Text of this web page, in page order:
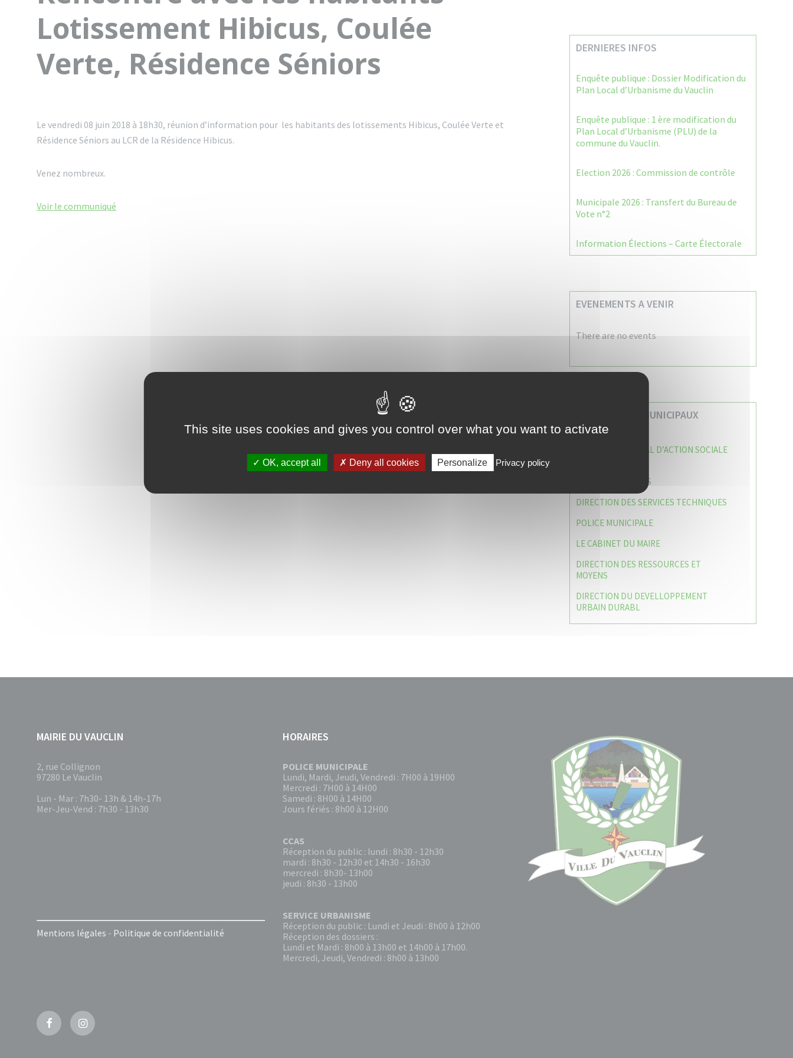
Lotissement Hibicus, Coulée
Verte, Résidence Séniors
Le vendredi 08 juin 2018 à 18h30, réunion d’information pour les habitants des lotissements Hibicus, Coulée Verte et
Résidence Séniors au LCR de la Résidence Hibicus.
Venez nombreux.
Voir le communiqué
DERNIERES INFOS
Enquête publique : Dossier Modification du
Plan Local d’Urbanisme du Vauclin
Enquête publique : 1 ère modification du
Plan Local d’Urbanisme (PLU) de la
commune du Vauclin.
Election 2026 : Commission de contrôle
Municipale 2026 : Transfert du Bureau de
Vote n°2
Information Élections – Carte Électorale
EVENEMENTS A VENIR
There are no events
VOS SERVICES MUNICIPAUX
CENTRE COMMUNAL D’ACTION SOCIALE
CAISSE DES ÉCOLES
DIRECTION DES SERVICES TECHNIQUES
POLICE MUNICIPALE
LE CABINET DU MAIRE
DIRECTION DES RESSOURCES ET
MOYENS
DIRECTION DU DEVELLOPPEMENT
URBAIN DURABL
MAIRIE DU VAUCLIN
2, rue Collignon
97280 Le Vauclin
Lun - Mar : 7h30- 13h & 14h-17h
Mer-Jeu-Vend : 7h30 - 13h30
Mentions légales - Politique de confidentialité
HORAIRES
POLICE MUNICIPALE
Lundi, Mardi, Jeudi, Vendredi : 7H00 à 19H00
Mercredi : 7H00 à 14H00
Samedi : 8H00 à 14H00
Jours fériés : 8h00 à 12H00
CCAS
Réception du public : lundi : 8h30 - 12h30
mardi : 8h30 - 12h30 et 14h30 - 16h30
mercredi : 8h30- 13h00
jeudi : 8h30 - 13h00
SERVICE URBANISME
Réception du public : Lundi et Jeudi : 8h00 à 12h00
Réception des dossiers :
Lundi et Mardi : 8h00 à 13h00 et 14h00 à 17h00.
Mercredi, Jeudi, Vendredi : 8h00 à 13h00
FacebookInstagram
This site uses cookies and gives you control over what you want to activate
OK, accept all Deny all cookies Personalize Privacy policy